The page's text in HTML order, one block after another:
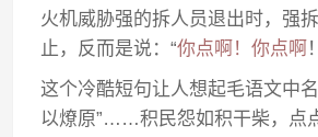
火机威胁强的拆人员退出时，强
止，反而是说：“你点啊！你点啊
这个冷酷短句让人想起毛语文中名
以燎原”……积民怨如积干柴，点